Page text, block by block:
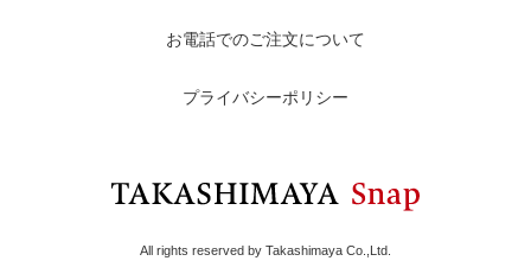
お電話でのご注文について
プライバシーポリシー
All rights reserved by Takashimaya Co.,Ltd.